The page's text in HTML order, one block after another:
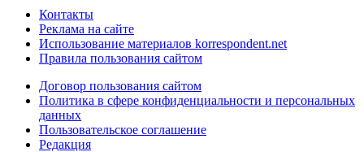
Контакты
Реклама на сайте
Использование материалов korrespondent.net
Правила пользования сайтом
Договор пользования сайтом
Политика в сфере конфиденциальности и персональных
данных
Пользовательское соглашение
Редакция